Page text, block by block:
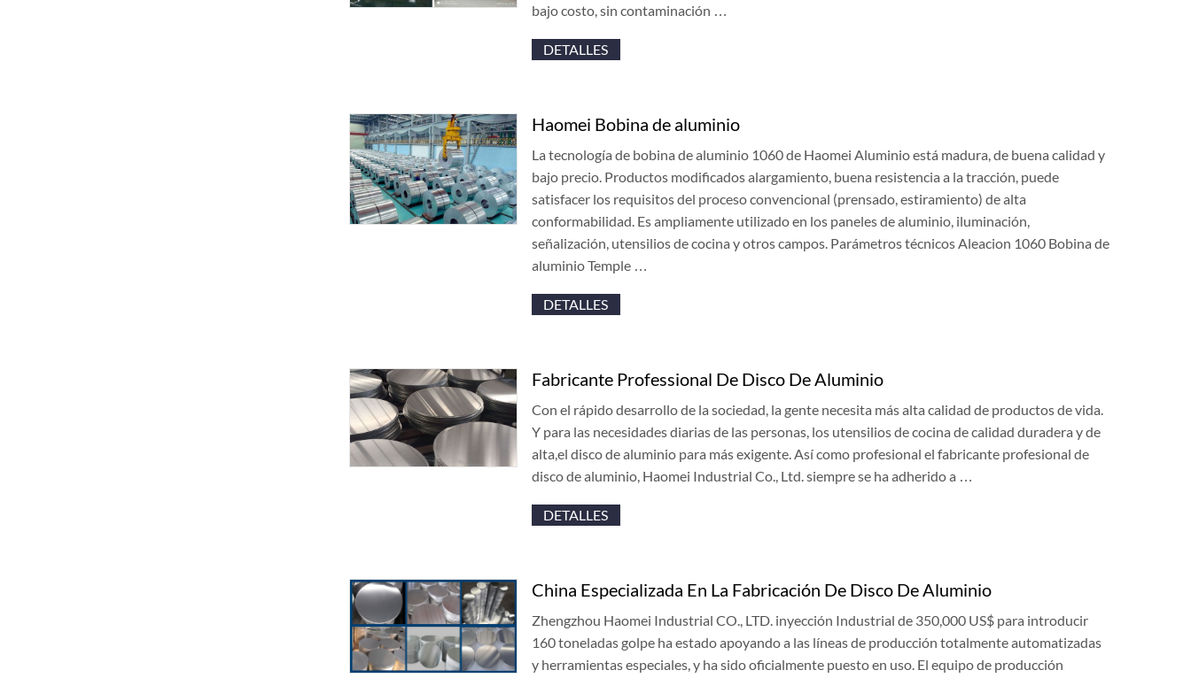
bajo costo, sin contaminación …
DETALLES
Haomei Bobina de aluminio
La tecnología de bobina de aluminio 1060 de Haomei Aluminio está madura, de buena calidad y
bajo precio. Productos modificados alargamiento, buena resistencia a la tracción, puede
satisfacer los requisitos del proceso convencional (prensado, estiramiento) de alta
conformabilidad. Es ampliamente utilizado en los paneles de aluminio, iluminación,
señalización, utensilios de cocina y otros campos. Parámetros técnicos Aleacion 1060 Bobina de
aluminio Temple …
DETALLES
Fabricante Professional De Disco De Aluminio
Con el rápido desarrollo de la sociedad, la gente necesita más alta calidad de productos de vida.
Y para las necesidades diarias de las personas, los utensilios de cocina de calidad duradera y de
alta,el disco de aluminio para más exigente. Así como profesional el fabricante profesional de
disco de aluminio, Haomei Industrial Co., Ltd. siempre se ha adherido a …
DETALLES
China Especializada En La Fabricación De Disco De Aluminio
Zhengzhou Haomei Industrial CO., LTD. inyección Industrial de 350,000 US$ para introducir
160 toneladas golpe ha estado apoyando a las líneas de producción totalmente automatizadas
y herramientas especiales, y ha sido oficialmente puesto en uso. El equipo de producción